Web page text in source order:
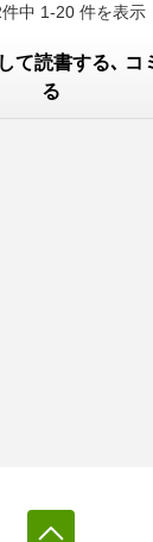
中 1-20 件を表示
て読書する､ コ
る